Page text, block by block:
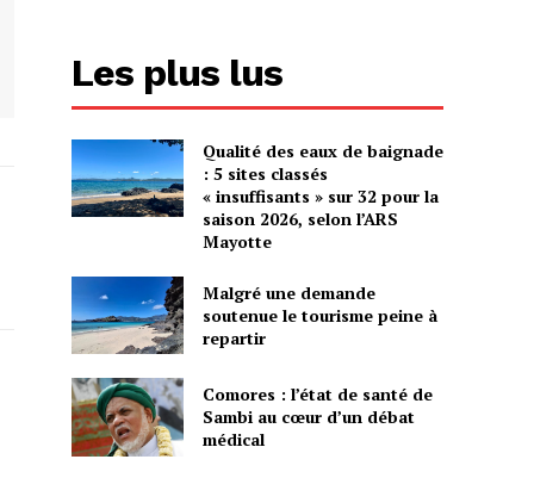
Les plus lus
Qualité des eaux de baignade
: 5 sites classés
« insuffisants » sur 32 pour la
saison 2026, selon l’ARS
Mayotte
Malgré une demande
soutenue le tourisme peine à
repartir
Comores : l’état de santé de
Sambi au cœur d’un débat
médical